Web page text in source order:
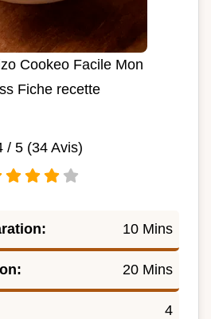
Cookeo Facile Mon
Fiche recette
/ 5 (34Avis)
10 Mins
20 Mins
4